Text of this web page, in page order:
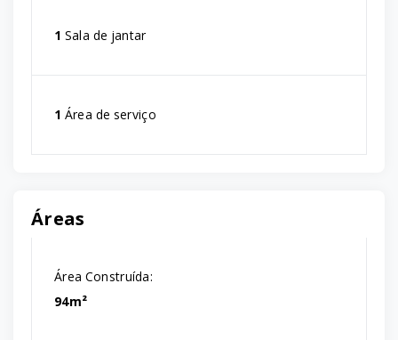
1 Sala de jantar
1 Área de serviço
Áreas
Área Construída:
94m²